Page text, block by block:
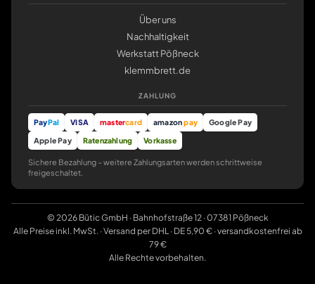
Über uns
Nachhaltigkeit
Werkstatt Pößneck
klemmbrett.de
ZAHLUNG
PayPal VISA mastercard amazonpay
Google Pay
Apple Pay
Ratenzahlung Vorkasse
Sichere Bezahlung – weitere Zahlungsarten werden schrittweise
freigeschaltet.
© 2026 Bütic GmbH · Bahnhofstraße 12 · 07381 Pößneck
Alle Preise inkl. MwSt. · Versand per DHL · DE 5,90 € · versandkostenfrei ab
79 €
Alle Rechte vorbehalten.